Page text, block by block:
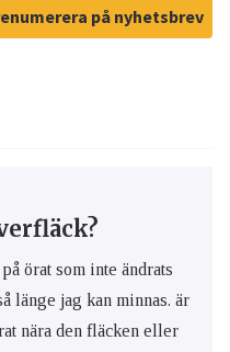
på nyhetsbrev
örat som inte ändrats
länge jag kan minnas. är
nära den fläcken eller